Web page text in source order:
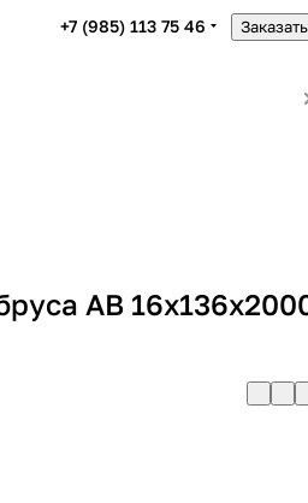
+7 (985) 113 75 46
АВ